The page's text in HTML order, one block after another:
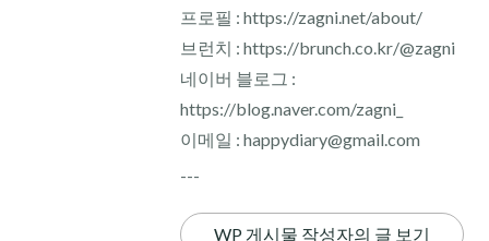
프로필 : https://zagni.net/about/
브런치 : https://brunch.co.kr/@zagni
네이버 블로그 :
https://blog.naver.com/zagni_
이메일 : happydiary@gmail.com
---
WP 게시물 작성자의 글 보기